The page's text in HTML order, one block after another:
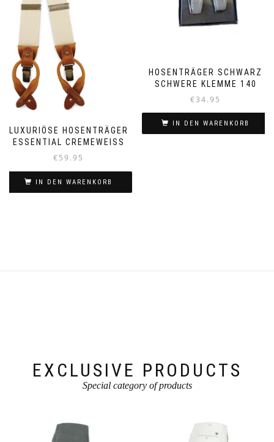
LUXURIÖSE HOSENTRÄGER
ESSENTIAL CREMEWEISS
€59.95
IN DEN WARENKORB
HOSENTRÄGER SCHWARZ
SCHWERE KLEMME 140
€34.95
IN DEN WARENKORB
EXCLUSIVE PRODUCTS
Special category of products